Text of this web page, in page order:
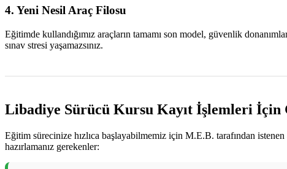
4. Yeni Nesil Araç Filosu
Eğitimde kullandığımız araçların tamamı son model, güvenlik
sınav stresi yaşamazsınız.
Libadiye Sürücü Kursu Kayıt İşlemleri
Eğitim sürecinize hızlıca başlayabilmemiz için M.E.B. tarafından istenen
hazırlamanız gerekenler: